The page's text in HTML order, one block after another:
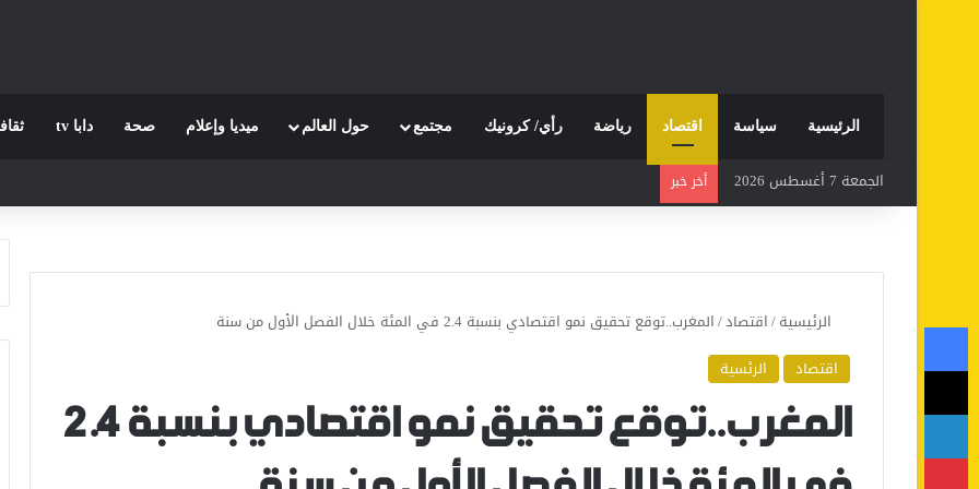
الرئيسية سياسة اقتصاد رياضة رأي/ كرونيك مجتمع حول العالم ميديا وإعلام صحة دابا tv
الجمعة 7 أغسطس 2026 أخر خبر
الرئيسية/اقتصاد/المغرب..توقع تحقيق نمو اقتصادي بنسبة 2.4 في المئة خلال الفصل الأول من سنة
اقتصاد
الرئسية
المغرب..توقع تحقيق نمو اقتصادي بنسبة 2.4